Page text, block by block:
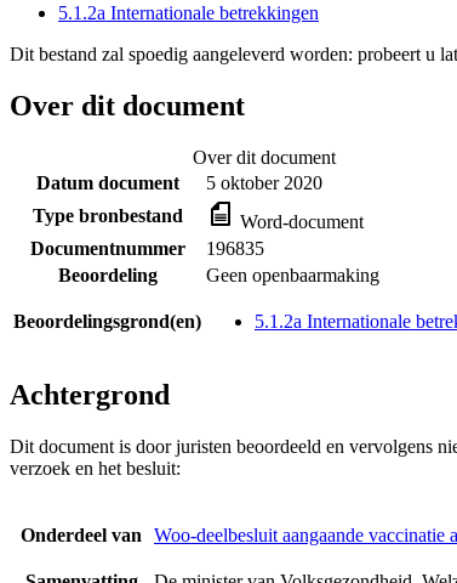
5.1.2a Internationale betrekkingen
Dit bestand zal spoedig aangeleverd worden: probeert u
Over dit document
Over dit document
Datum document
5 oktober 2020
Type bronbestand
Word-document
Documentnummer
196835
Beoordeling
Geen openbaarmaking
Beoordelingsgrond(en) 5.1.2a Internationale
Achtergrond
Dit document is door juristen beoordeeld en vervolgens
verzoek en het besluit:
Onderdeel van
Woo-deelbesluit aangaande vaccinatie